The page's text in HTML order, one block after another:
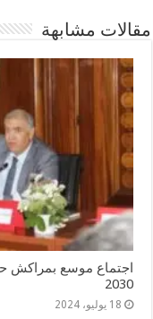
مقالات مشابهة
اجتماع موسع بمراكش
2030
18 يوليو، 2024